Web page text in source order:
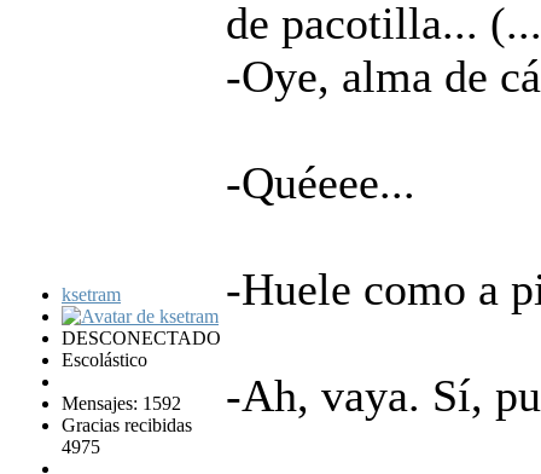
ksetram
DESCONECTADO
Escolástico
Mensajes: 1592
Gracias recibidas
4975
de pacotilla...
-Oye, alma de
-Quéeee...
-Huele como a
-Ah, vaya. Sí,